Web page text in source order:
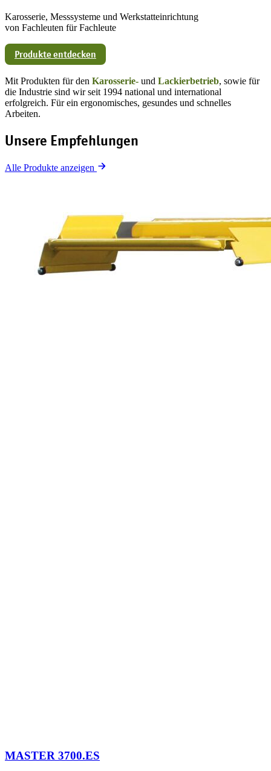
Karosserie, Messsysteme und Werkstatteinrichtung
von Fachleuten für Fachleute
Produkte entdecken
Mit Produkten für den Karosserie- und Lackierbetrieb, sowie für
die Industrie sind wir seit 1994 national und international
erfolgreich. Für ein ergonomisches, gesundes und schnelles
Arbeiten.
Unsere Empfehlungen
Alle Produkte anzeigen
MASTER 3700.ES